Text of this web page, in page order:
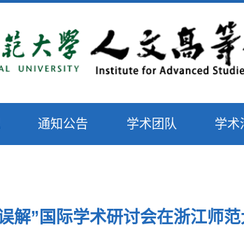
通知公告 学术团队 学术
解”国际学术研讨会在浙江